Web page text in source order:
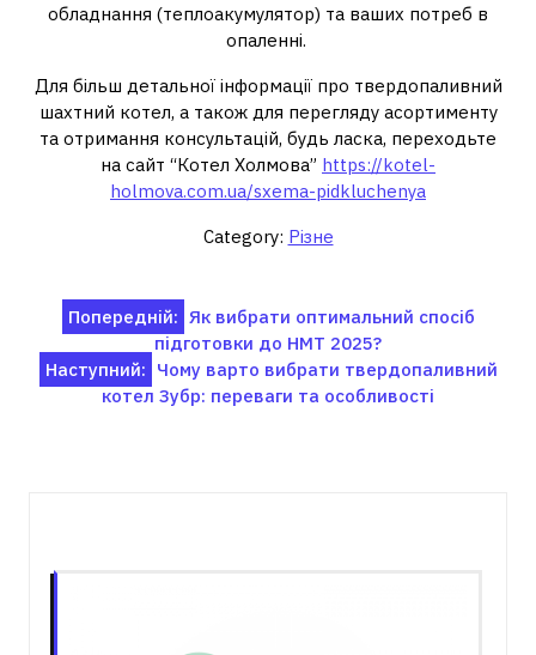
обладнання (теплоакумулятор) та ваших потреб в
опаленні.
Для більш детальної інформації про твердопаливний
шахтний котел, а також для перегляду асортименту
та отримання консультацій, будь ласка, переходьте
на сайт “Котел Холмова” https://kotel-
holmova.com.ua/sxema-pidkluchenya​
Category: Різне
Навігація
записів
Попередній: Як вибрати оптимальний спосіб
підготовки до НМТ 2025?
Наступний: Чому варто вибрати твердопаливний
котел Зубр: переваги та особливості